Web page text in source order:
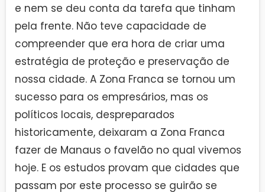
e nem se deu conta da tarefa que tinham
pela frente. Não teve capacidade de
compreender que era hora de criar uma
estratégia de proteção e preservação de
nossa cidade. A Zona Franca se tornou um
sucesso para os empresários, mas os
políticos locais, despreparados
historicamente, deixaram a Zona Franca
fazer de Manaus o favelão no qual vivemos
hoje. E os estudos provam que cidades que
passam por este processo se guirão se